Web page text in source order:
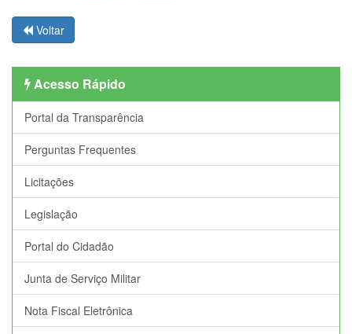
Voltar
Acesso Rápido
Portal da Transparência
Perguntas Frequentes
Licitações
Legislação
Portal do Cidadão
Junta de Serviço Militar
Nota Fiscal Eletrônica